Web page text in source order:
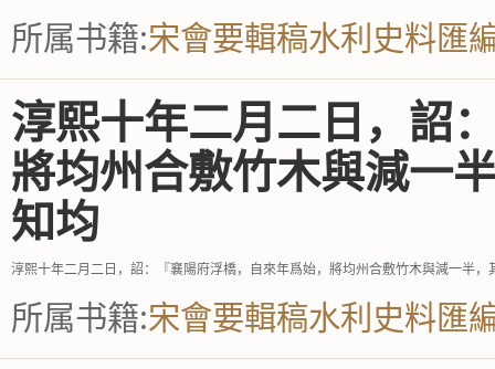
所属书籍:宋會要輯稿水利史料匯
淳熙十年二月二日，詔
將均州合敷竹木與減一
知均
淳熙十年二月二日，詔：『襄陽府浮橋，自來年爲始，將均州合敷竹木與減一半
所属书籍:宋會要輯稿水利史料匯